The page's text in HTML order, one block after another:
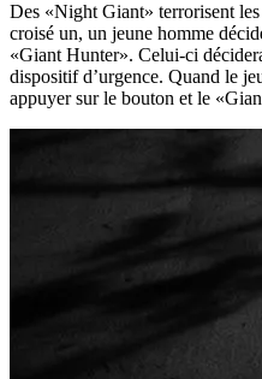
Des «Night Giant» terrorisent
croisé un, un jeune homme
«Giant Hunter». Celui-ci
dispositif d’urgence. Quand le
appuyer sur le bouton et le